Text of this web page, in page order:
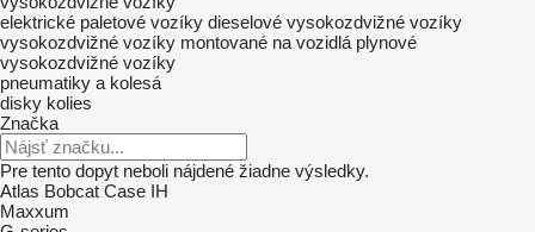
elektrické paletové vozíky dieselové vysokozdvižné vozíky
vysokozdvižné vozíky montované na vozidlá plynové
vysokozdvižné vozíky
pneumatiky a kolesá
disky kolies
Značka
Pre tento dopyt neboli nájdené žiadne výsledky.
Atlas Bobcat Case IH
Maxxum